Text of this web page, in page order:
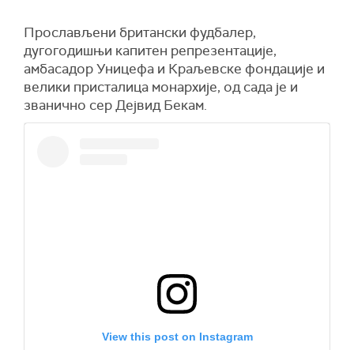
Прослављени британски фудбалер,
дугогодишњи капитен репрезентације,
амбасадор Уницефа и Краљевске фондације и
велики присталица монархије, од сада је и
званично сер Дејвид Бекам.
View this post on Instagram